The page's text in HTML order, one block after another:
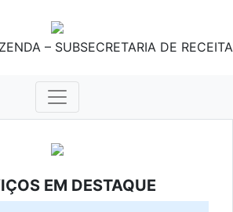
– SUBSECRETARIA DE RECEITA
EM DESTAQUE